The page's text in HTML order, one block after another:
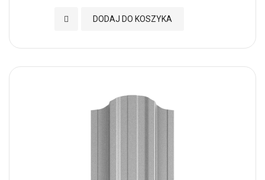
DODAJ DO KOSZYKA
Dodaj do Ulubionych